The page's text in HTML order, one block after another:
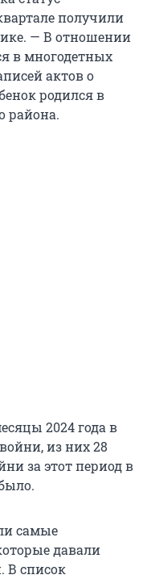
получили
— В отношении
в многодетных
актов о
родился в
района.
2024 года в
из них 28
за этот период в
самые
давали
В список